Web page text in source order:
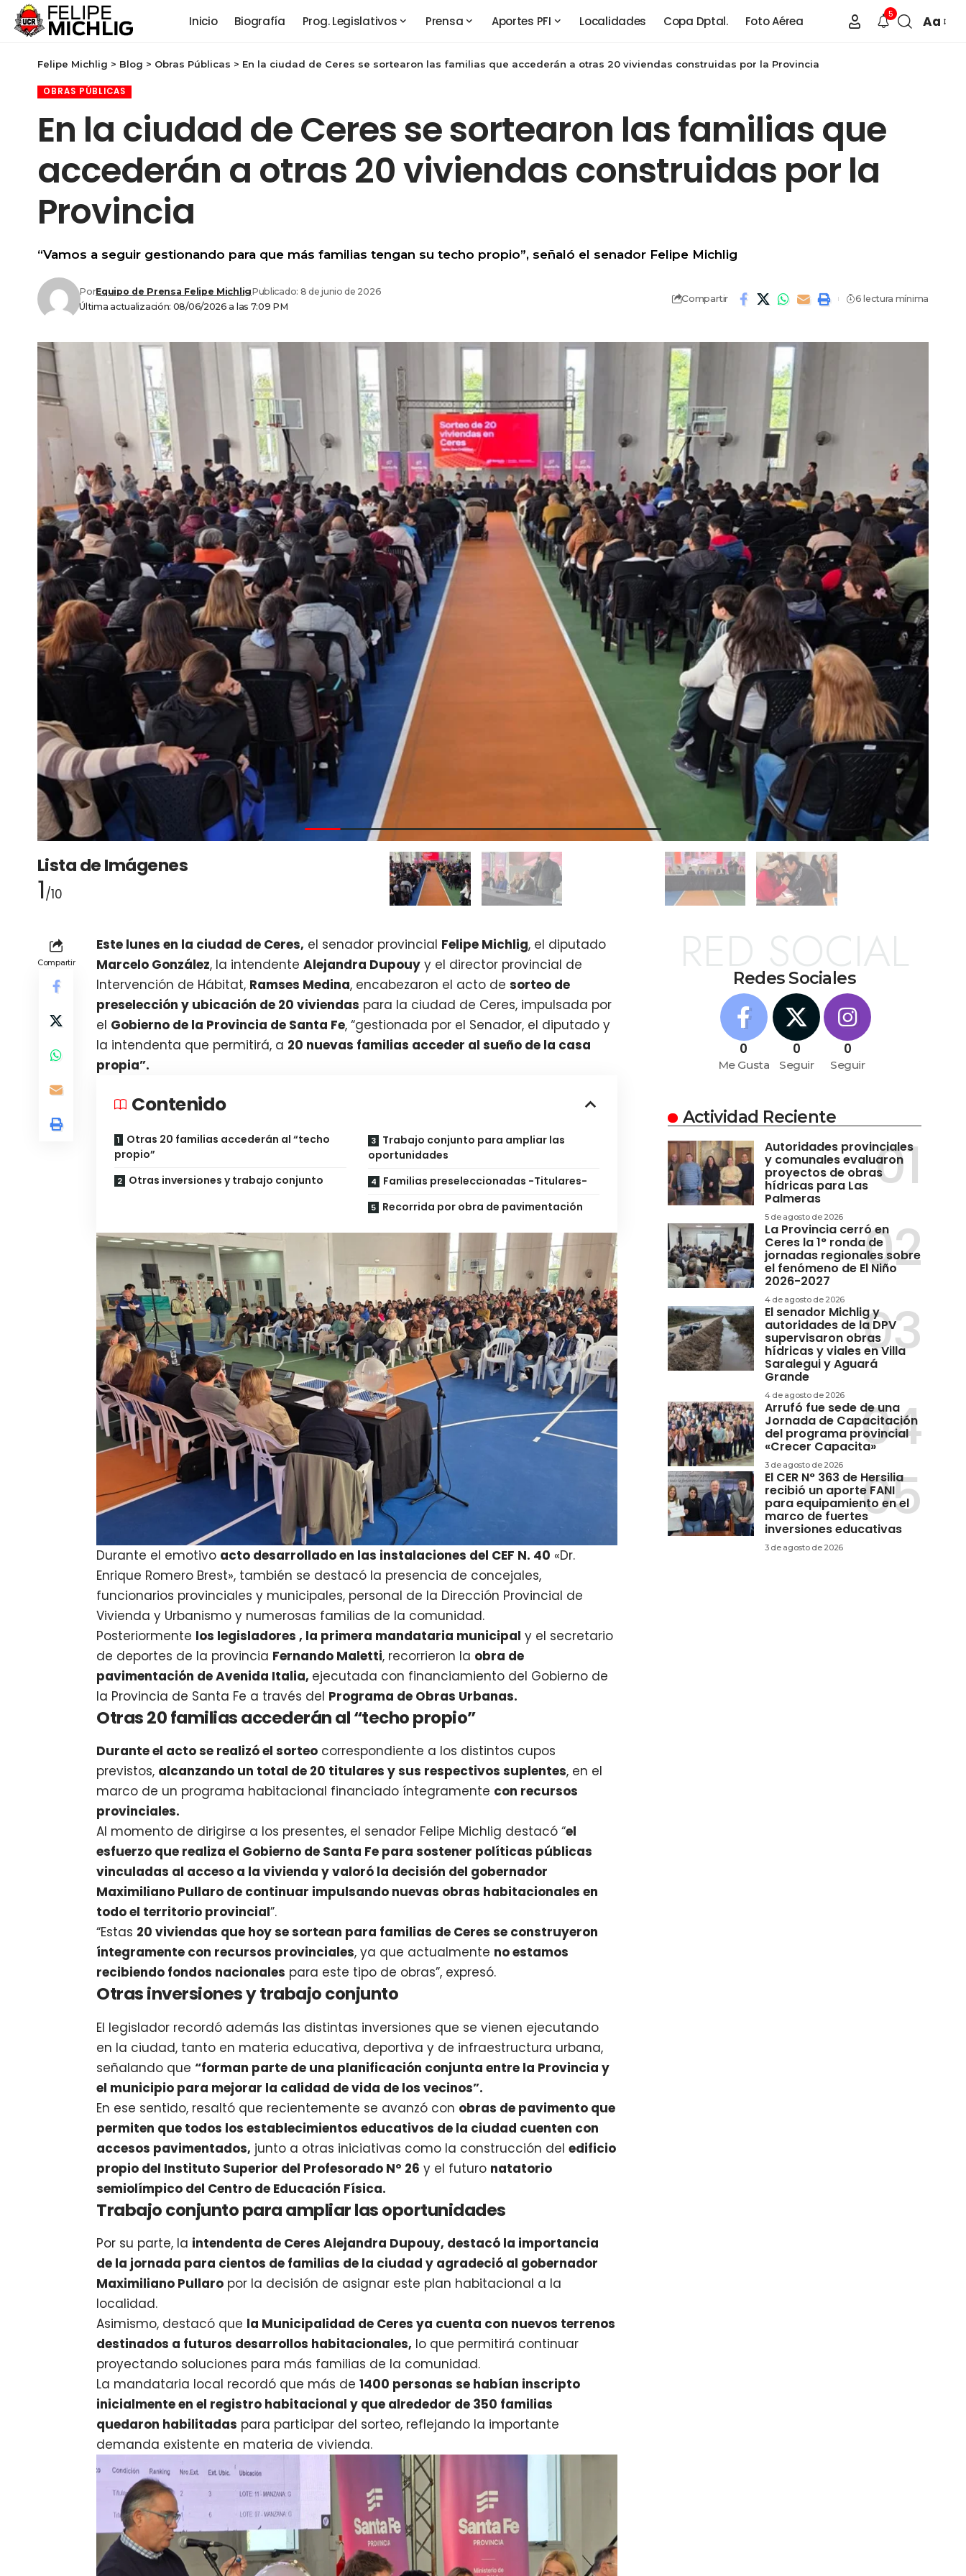
Inicio Biografía Prog. Legislativos Prensa Aportes PFI Localidades Copa Dptal. Foto Aérea
5 Aa
Felipe Michlig > Blog > Obras Públicas > En la ciudad de Ceres se sortearon las familias que accederán a otras 20 viviendas construidas por la Provincia
OBRAS PÚBLICAS
En la ciudad de Ceres se sortearon las familias que
accederán a otras 20 viviendas construidas por la
Provincia
“Vamos a seguir gestionando para que más familias tengan su techo propio”, señaló el senador Felipe Michlig
Última actualización: 08/06/2026 a las 7:09 PM
PorEquipo de Prensa Felipe MichligPublicado: 8 de junio de 2026
Compartir 6 lectura mínima
Lista de Imágenes
1/10
Compartir
Este lunes en la ciudad de Ceres, el senador provincial Felipe Michlig, el diputado
Marcelo González, la intendenteAlejandra Dupouy y el director provincial de
Intervención de Hábitat, Ramses Medina, encabezaron el acto desorteo de
preselección y ubicación de 20 viviendas para la ciudad de Ceres, impulsada por
el Gobierno de la Provincia de Santa Fe, “gestionada por el Senador, el diputado y
la intendenta que permitirá, a 20 nuevas familias acceder al sueño de la casa
propia”.
Contenido
Otras 20 familias accederán al “techo
propio”
Otras inversiones y trabajo conjunto
Trabajo conjunto para ampliar las
oportunidades
Familias preseleccionadas -Titulares-
Recorrida por obra de pavimentación
Durante el emotivo acto desarrollado en las instalaciones del CEF N. 40 «Dr.
Enrique Romero Brest», también se destacó la presencia de concejales,
funcionarios provinciales y municipales, personal de la Dirección Provincial de
Vivienda y Urbanismo y numerosas familias de la comunidad.
Posteriormente los legisladores , la primera mandataria municipal y el secretario
de deportes de la provincia Fernando Maletti, recorrieron la obra de
pavimentación de Avenida Italia, ejecutada con financiamiento del Gobierno de
la Provincia de Santa Fe a través del Programa de Obras Urbanas.
Otras 20 familias accederán al “techo propio”
Durante el acto se realizó el sorteo correspondiente a los distintos cupos
previstos, alcanzando un total de 20 titulares y sus respectivos suplentes, en el
marco de un programa habitacional financiado íntegramente con recursos
provinciales.
Al momento de dirigirse a los presentes, el senador Felipe Michlig destacó “el
esfuerzo que realiza el Gobierno de Santa Fe para sostener políticas públicas
vinculadas al acceso a la vivienda y valoró la decisión del gobernador
Maximiliano Pullaro de continuar impulsando nuevas obras habitacionales en
todo el territorio provincial”.
“Estas 20 viviendas que hoy se sortean para familias de Ceres se construyeron
íntegramente con recursos provinciales, ya que actualmente no estamos
recibiendo fondos nacionales para este tipo de obras”, expresó.
Otras inversiones y trabajo conjunto
El legislador recordó además las distintas inversiones que se vienen ejecutando
en la ciudad, tanto en materia educativa, deportiva y de infraestructura urbana,
señalando que“forman parte de una planificación conjunta entre la Provincia y
el municipio para mejorar la calidad de vida de los vecinos”.
En ese sentido, resaltó que recientemente se avanzó con obras de pavimento que
permiten que todos los establecimientos educativos de la ciudad cuenten con
accesos pavimentados, junto a otras iniciativas como la construcción deledificio
propio del Instituto Superior del Profesorado Nº 26 y el futuro natatorio
semiolímpico del Centro de Educación Física.
Trabajo conjunto para ampliar las oportunidades
Por su parte, la intendenta de Ceres Alejandra Dupouy, destacó la importancia
de la jornada para cientos de familias de la ciudad y agradeció al gobernador
Maximiliano Pullaro por la decisión de asignar este plan habitacional a la
localidad.
Asimismo, destacó que la Municipalidad de Ceres ya cuenta con nuevos terrenos
destinados a futuros desarrollos habitacionales, lo que permitirá continuar
proyectando soluciones para más familias de la comunidad.
La mandataria local recordó que más de1400 personas se habían inscripto
inicialmente en el registro habitacional y que alrededor de 350 familias
quedaron habilitadas para participar del sorteo, reflejando la importante
demanda existente en materia de vivienda.
Redes Sociales
RED SOCIAL
0
Me Gusta
0
Seguir
0
Seguir
Actividad Reciente
Autoridades provinciales
y comunales evaluaron
proyectos de obras
hídricas para Las
Palmeras
5 de agosto de 2026
La Provincia cerró en
Ceres la 1° ronda de
jornadas regionales sobre
el fenómeno de El Niño
2026-2027
4 de agosto de 2026
El senador Michlig y
autoridades de la DPV
supervisaron obras
hídricas y viales en Villa
Saralegui y Aguará
Grande
4 de agosto de 2026
Arrufó fue sede de una
Jornada de Capacitación
del programa provincial
«Crecer Capacita»
3 de agosto de 2026
El CER N° 363 de Hersilia
recibió un aporte FANI
para equipamiento en el
marco de fuertes
inversiones educativas
3 de agosto de 2026